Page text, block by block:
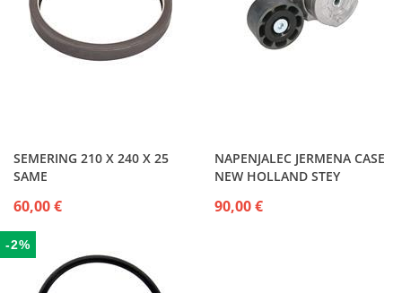
SEMERING 210 X 240 X 25
SAME
60,00 €
NAPENJALEC JERMENA CASE
NEW HOLLAND STEY
90,00 €
-2%